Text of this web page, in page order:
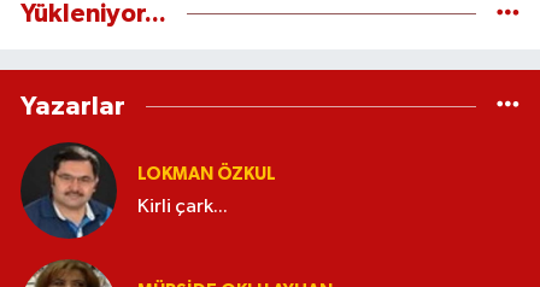
Yükleniyor...
Yazarlar
LOKMAN ÖZKUL
Kirli çark...